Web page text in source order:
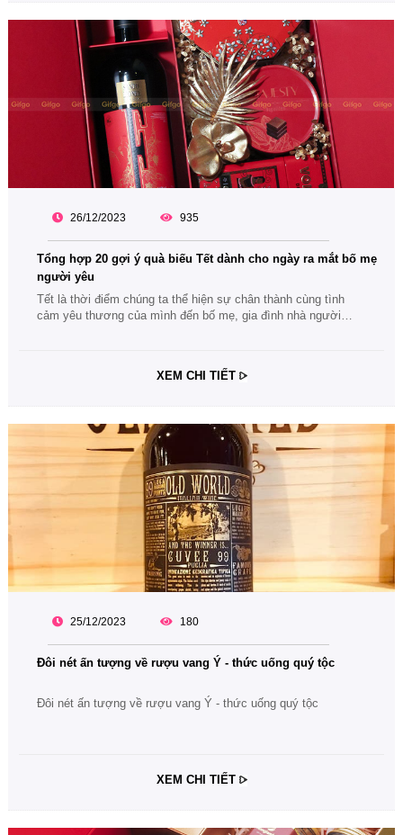
26/12/2023 935
Tổng hợp 20 gợi ý quà biếu Tết dành cho ngày ra mắt bố mẹ
người yêu
Tết là thời điểm chúng ta thể hiện sự chân thành cùng tình
cảm yêu thương của mình đến bố mẹ, gia đình nhà người
XEM CHI TIẾT
25/12/2023 180
Đôi nét ấn tượng về rượu vang Ý - thức uống quý tộc
Đôi nét ấn tượng về rượu vang Ý - thức uống quý tộc
XEM CHI TIẾT